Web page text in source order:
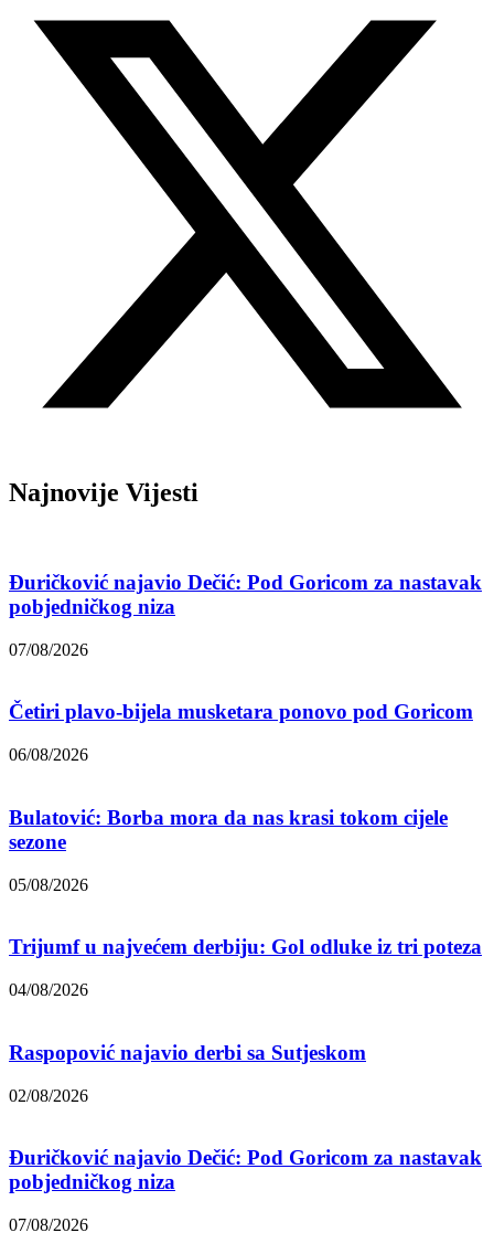
Najnovije Vijesti
Đuričković najavio Dečić: Pod Goricom za nastavak
pobjedničkog niza
07/08/2026
Četiri plavo-bijela musketara ponovo pod Goricom
06/08/2026
Bulatović: Borba mora da nas krasi tokom cijele
sezone
05/08/2026
Trijumf u najvećem derbiju: Gol odluke iz tri poteza
04/08/2026
Raspopović najavio derbi sa Sutjeskom
02/08/2026
Đuričković najavio Dečić: Pod Goricom za nastavak
pobjedničkog niza
07/08/2026